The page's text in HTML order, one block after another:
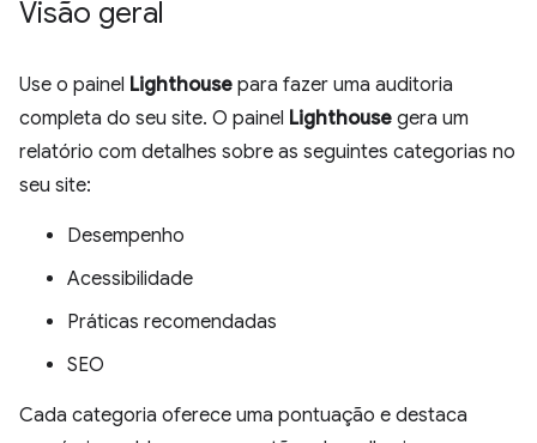
Visão geral
Use o painel Lighthouse para fazer uma auditoria
completa do seu site. O painel Lighthouse gera um
relatório com detalhes sobre as seguintes categorias no
seu site:
Desempenho
Acessibilidade
Práticas recomendadas
SEO
Cada categoria oferece uma pontuação e destaca